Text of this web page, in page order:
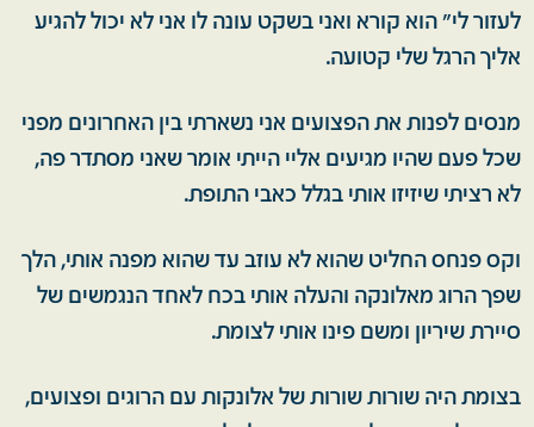
לעזור לי" הוא קורא ואני בשקט עונה לו אני לא יכול להגיע
אליך הרגל שלי קטועה.
מנסים לפנות את הפצועים אני נשארתי בין האחרונים מפני
שכל פעם שהיו מגיעים אליי הייתי אומר שאני מסתדר פה,
לא רציתי שיזיזו אותי בגלל כאבי התופת.
וקס פנחס החליט שהוא לא עוזב עד שהוא מפנה אותי, הלך
שפך הרוג מאלונקה והעלה אותי בכח לאחד הנגמשים של
סיירת שיריון ומשם פינו אותי לצומת.
בצומת היה שורות שורות של אלונקות עם הרוגים ופצועים,